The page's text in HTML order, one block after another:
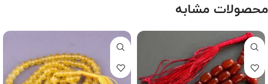
محصولات مشابه